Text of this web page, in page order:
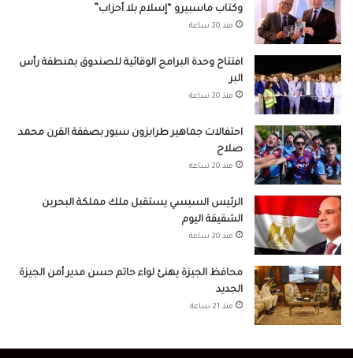
وكتاب ماسبيرو “إسلام بلا أحزاب”
منذ 20 ساعة
افتتاح وحدة البرامج الوقائية للصندوق بمنطقة رأس
البر
منذ 20 ساعة
احتفالات جماهير طرابزون سبور بصفقة القرن محمد
صلاح
منذ 20 ساعة
الرئيس السيسي يستقبل ملك مملكة البحرين
الشقيقة اليوم
منذ 20 ساعة
محافظ الجيزة يهنئ لواء حاتم حسن مدير أمن الجيزة
الجديد
منذ 21 ساعة